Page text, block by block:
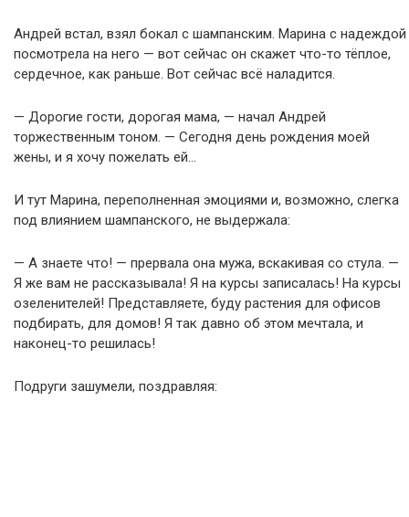
Андрей встал, взял бокал с шампанским. Марина с надеждой
посмотрела на него — вот сейчас он скажет что-то тёплое,
сердечное, как раньше. Вот сейчас всё наладится.
— Дорогие гости, дорогая мама, — начал Андрей
торжественным тоном. — Сегодня день рождения моей
жены, и я хочу пожелать ей…
И тут Марина, переполненная эмоциями и, возможно, слегка
под влиянием шампанского, не выдержала:
— А знаете что! — прервала она мужа, вскакивая со стула. —
Я же вам не рассказывала! Я на курсы записалась! На курсы
озеленителей! Представляете, буду растения для офисов
подбирать, для домов! Я так давно об этом мечтала, и
наконец-то решилась!
Подруги зашумели, поздравляя: